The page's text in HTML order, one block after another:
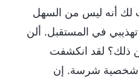
أنه ليس من السهل
في المستقبل. ألن
ذلك؟ لقد انكشفت
شخصية شرسة. إن